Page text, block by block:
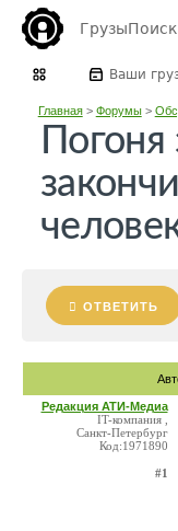
ГрузыПоиск
Ваши
Главная> Форумы>
ОТВЕТИТЬ
Редакция АТИ-Медиа
IT-компания ,
Санкт-Петербург
Код:1971890
#1